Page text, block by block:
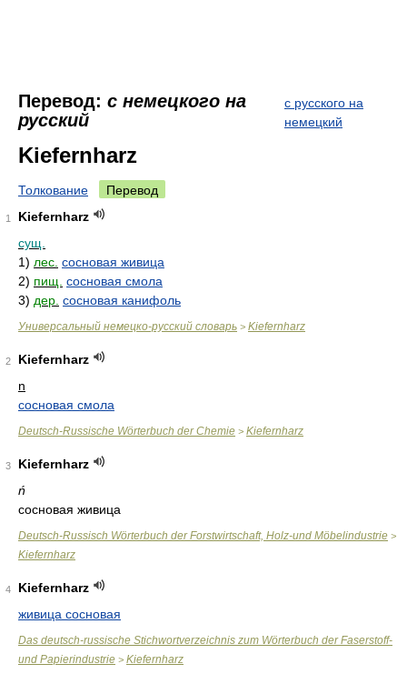
Перевод: с немецкого на
русский
с русского на
немецкий
Kiefernharz
Толкование Перевод
1
Kiefernharz
сущ.
1) лес. сосновая живица
2) пищ. сосновая смола
3) дер. сосновая канифоль
Универсальный немецко-русский словарь > Kiefernharz
2
Kiefernharz
n
сосновая смола
Deutsch-Russische Wörterbuch der Chemie > Kiefernharz
3
Kiefernharz
ń
сосновая живица
Deutsch-Russisch Wörterbuch der Forstwirtschaft, Holz-und Möbelindustrie >
Kiefernharz
4
Kiefernharz
живица сосновая
Das deutsch-russische Stichwortverzeichnis zum Wörterbuch der Faserstoff-
und Papierindustrie > Kiefernharz